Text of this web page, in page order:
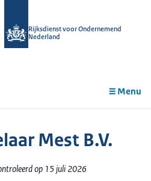
Rijksdienst voor Ondernemend
Nederland
Menu
Mest B.V.
op 15 juli 2026